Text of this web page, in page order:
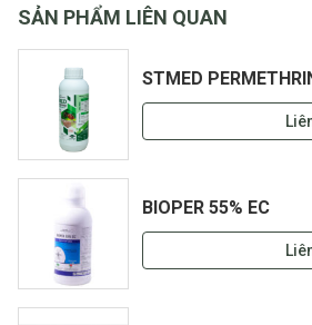
SẢN PHẨM LIÊN QUAN
STMED
BIOPER 55% EC